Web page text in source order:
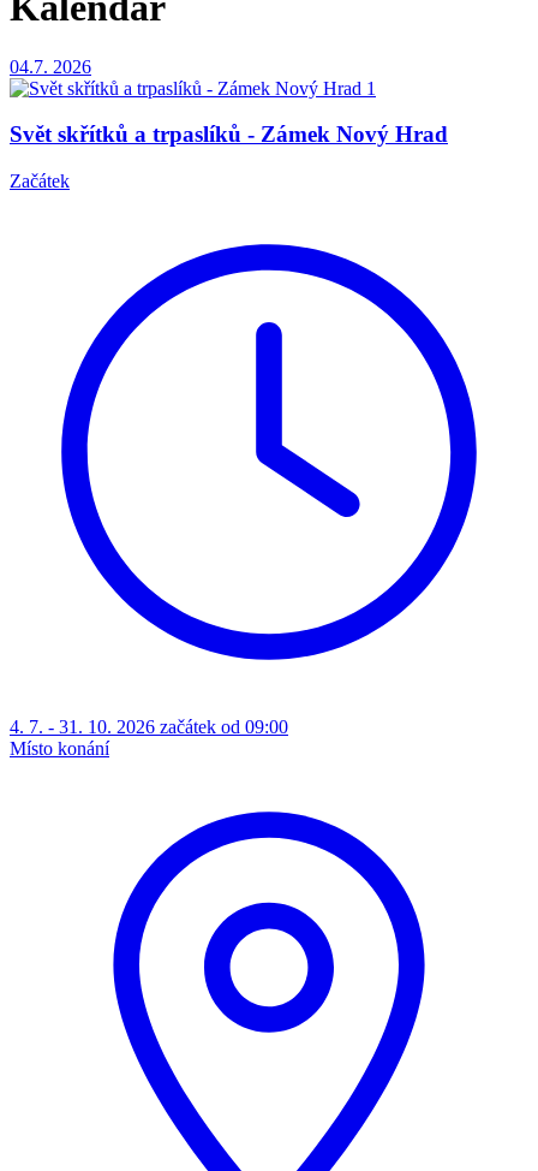
04.7. 2026
Svět skřítků a trpaslíků - Zámek Nový Hrad
Začátek
4. 7. - 31. 10. 2026 začátek od 09:00
Místo konání